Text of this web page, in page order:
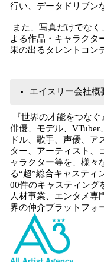
行い、データドリブン
また、写真だけでな
よる作品・キャラクタ
果の出るタレントコン
エイスリー会社概
『世界の才能をつな
俳優、モデル、VTuber
ドル、歌手、声優、ア
ター、アーティスト、
ャラクター等を、様々
る“超”総合キャスティ
00件のキャスティング
人材事業、エンタメ専
界の仲介プラットフォ